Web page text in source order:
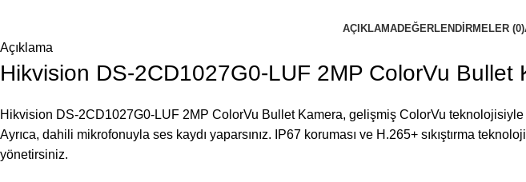
AÇIKLAMADEĞERLENDIRMELER (0)
Açıklama
Hikvision DS-2CD1027G0-LUF 2MP ColorVu
Hikvision DS-2CD1027G0-LUF 2MP ColorVu Bullet Kamera, gelişmiş ColorVu
Ayrıca, dahili mikrofonuyla ses kaydı yaparsınız. IP67 koruması ve H.265+ sıkıştırma
yönetirsiniz.